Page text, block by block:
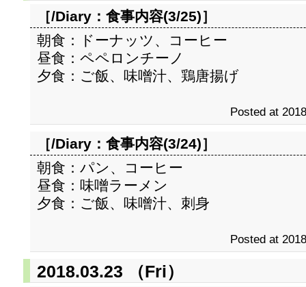
［/Diary： 食事内容(3/25)］
朝食：ドーナッツ、コーヒー
昼食：ペペロンチーノ
夕食：ご飯、味噌汁、鶏唐揚げ
Posted at
［/Diary： 食事内容(3/24)］
朝食：パン、コーヒー
昼食：味噌ラーメン
夕食：ご飯、味噌汁、刺身
Posted at
2018.03.23 （Fri）